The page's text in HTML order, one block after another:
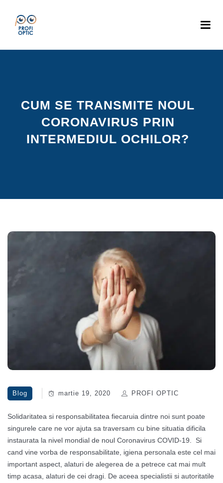
CUM SE TRANSMITE NOUL
CORONAVIRUS PRIN
INTERMEDIUL OCHILOR?
Blog martie 19, 2020 PROFI OPTIC
Solidaritatea si responsabilitatea fiecaruia dintre noi sunt poate
singurele care ne vor ajuta sa traversam cu bine situatia dificila
instaurata la nivel mondial de noul Coronavirus COVID-19. Si
cand vine vorba de responsabilitate, igiena personala este cel mai
important aspect, alaturi de alegerea de a petrece cat mai mult
timp acasa, alaturi de cei dragi. De aceea specialistii si autoritatile